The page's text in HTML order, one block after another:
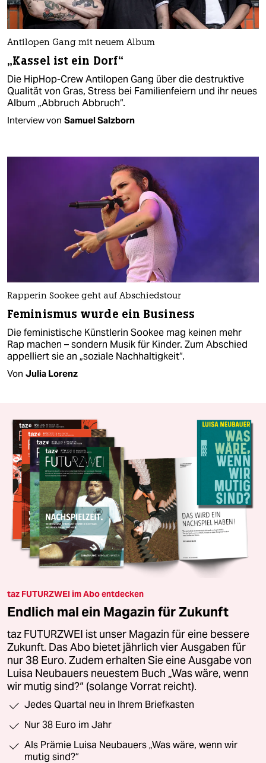
Antilopen Gang mit neuem Album
„Kassel ist ein Dorf“
Die HipHop-Crew Antilopen Gang über die destruktive
Qualität von Gras, Stress bei Familienfeiern und ihr neues
Album „Abbruch Abbruch“.
Interview von Samuel Salzborn
Rapperin Sookee geht auf Abschiedstour
Feminismus wurde ein Business
Die feministische Künstlerin Sookee mag keinen mehr
Rap machen – sondern Musik für Kinder. Zum Abschied
appelliert sie an „soziale Nachhaltigkeit“.
Von Julia Lorenz
taz FUTURZWEI im Abo entdecken
Endlich mal ein Magazin für Zukunft
taz FUTURZWEI ist unser Magazin für eine bessere
Zukunft. Das Abo bietet jährlich vier Ausgaben für
nur 38 Euro. Zudem erhalten Sie eine Ausgabe von
Luisa Neubauers neuestem Buch „Was wäre, wenn
wir mutig sind?“ (solange Vorrat reicht).
Jedes Quartal neu in Ihrem Briefkasten
Nur 38 Euro im Jahr
Als Prämie Luisa Neubauers „Was wäre, wenn wir
mutig sind?“